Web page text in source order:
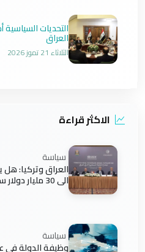
التحديات
العراق
الثلاثاء 21 تموز 2026
الاكثر قراءة
سياسة
العراق وتركيا: هل
الى 30 مليار دولار سنويا؟...
سياسة
وظيفة الدولة في